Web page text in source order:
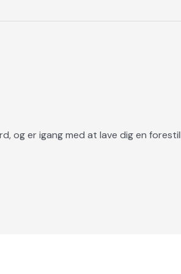
og er igang med at lave dig en